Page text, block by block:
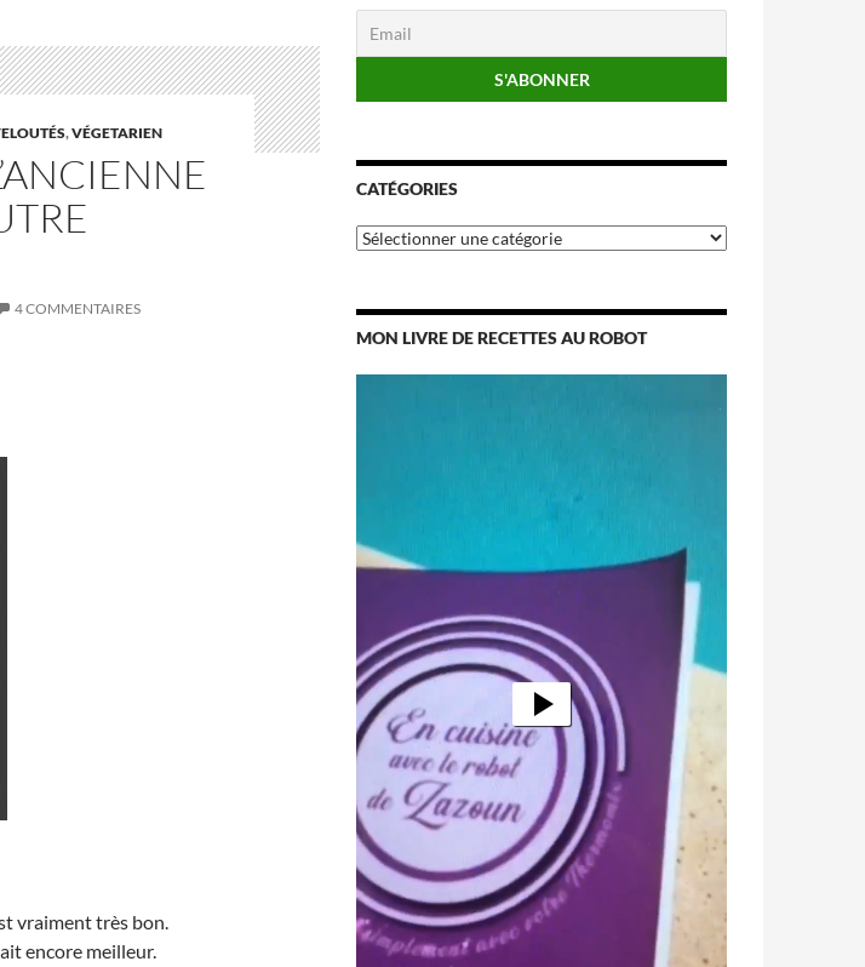
,VÉGETARIEN
4 COMMENTAIRES
vraiment très bon.
encore meilleur.
CATÉGORIES
Catégories
MON LIVRE DE RECETTES AU ROBOT